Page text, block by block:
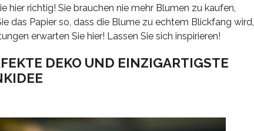
richtig! Sie brauchen nie mehr Blumen zu kaufen,
das Papier so, dass die Blume zu echtem Blickfang wird,
erwarten Sie hier! Lassen Sie sich inspirieren!
DEKO UND EINZIGARTIGSTE